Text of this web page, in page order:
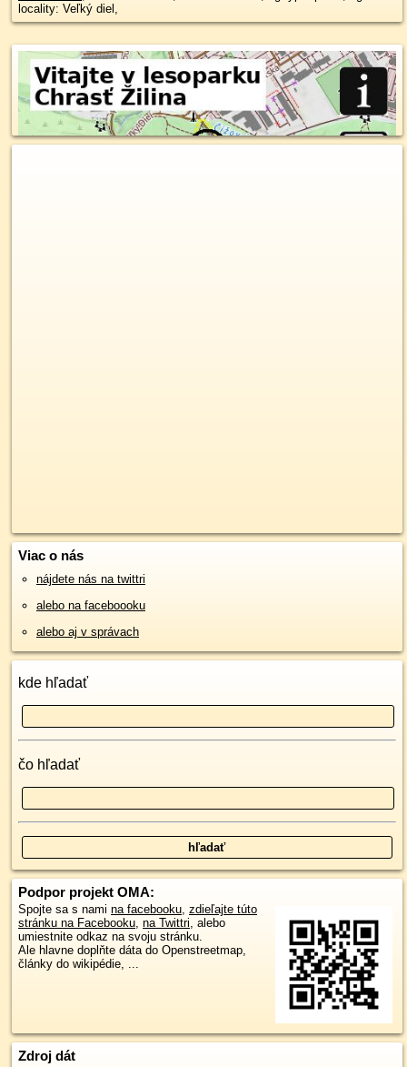
locality: Veľký diel,
Viac o nás
nájdete nás na twittri
alebo na faceboooku
alebo aj v správach
kde hľadať
čo hľadať
Podpor projekt OMA:
Spojte sa s nami na facebooku, zdieľajte túto
stránku na Facebooku, na Twittri, alebo
umiestnite odkaz na svoju stránku.
Ale hlavne doplňte dáta do Openstreetmap,
články do wikipédie, ...
Zdroj dát